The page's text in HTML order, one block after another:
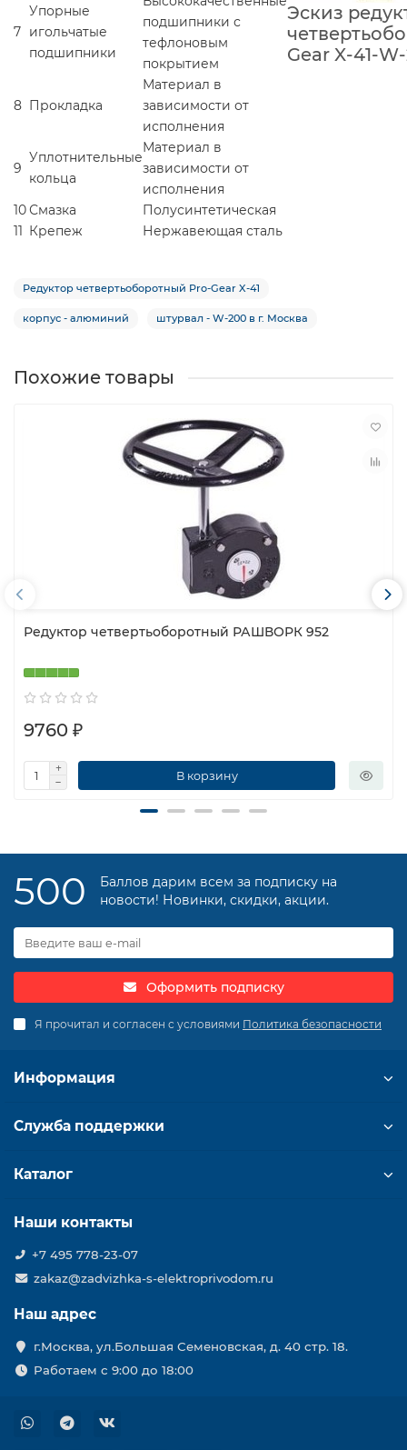
7
Упорные
игольчатые
подшипники
подшипники с
тефлоновым
покрытием
8 Прокладка
Материал в
зависимости от
исполнения
9
Уплотнительные
кольца
Материал в
зависимости от
исполнения
10Смазка
Полусинтетическая
11 Крепеж Нержавеющая сталь
Эскиз
Gear X-41-
Редуктор четвертьоборотный Pro-Gear X-41
корпус - алюминий штурвал - W-200 в г. Москва
Похожие товары
Редуктор четвертьоборотный РАШВОРК 952
9760 ₽
В корзину
500
Баллов дарим всем за подписку на
новости! Новинки, скидки, акции.
Оформить подписку
Я прочитал и согласен с условиями Политика безопасности
Информация
Служба поддержки
Каталог
Наши контакты
+7 495 778-23-07
zakaz@zadvizhka-s-elektroprivodom.ru
Наш адрес
г.Москва, ул.Большая Семеновская, д. 40 стр. 18.
Работаем с 9:00 до 18:00